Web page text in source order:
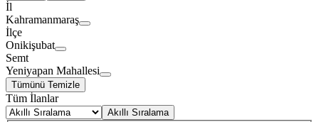
İl
Kahramanmaraş
İlçe
Onikişubat
Semt
Yeniyapan Mahallesi
Tümünü Temizle
Tüm İlanlar
Akıllı Sıralama